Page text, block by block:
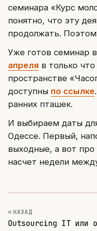
семинара «Курс
понятно, что эту
продолжать.
Уже готов семинар
апреля в только
пространстве
доступны по ссылке
ранних пташек.
И выбираем даты
Одессе. Первый,
выходные, а вот
насчет недели
« НАЗАД
Outsourcing IT или о